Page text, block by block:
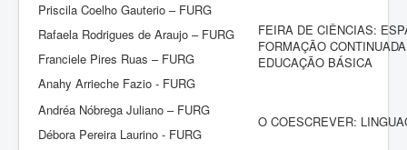
Priscila Coelho Gauterio – FURG
Rafaela Rodrigues de Araujo – FURG
Franciele Pires Ruas – FURG
Anahy Arrieche Fazio - FURG
FEIRA DE CIÊNCIAS:
FORMAÇÃO
EDUCAÇÃO BÁSICA
Andréa Nóbrega Juliano – FURG
Débora Pereira Laurino - FURG
O COESCREVER: